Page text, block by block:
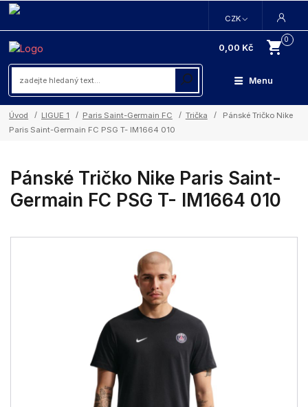
Menu
CZK
0
0,00 Kč
Úvod LIGUE 1 Paris Saint-Germain FC Trička
Pánské Tričko Nike
Paris Saint-Germain FC PSG T- IM1664 010
Pánské Tričko Nike Paris Saint-
Germain FC PSG T- IM1664 010